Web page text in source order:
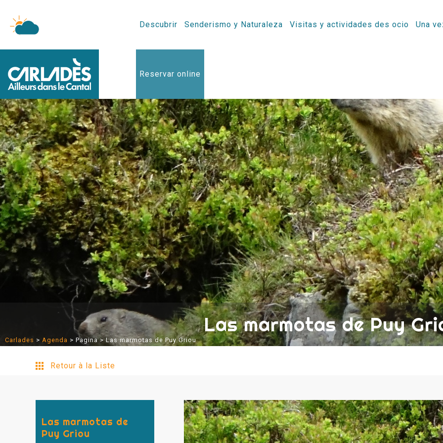
Descubrir Senderismo y Naturaleza Visitas y actividades des ocio Una
Reservar online
Las marmotas de Puy
Carlades > Agenda > Pagina> Las marmotas de Puy Griou
Retour à la Liste
Las marmotas de
Puy Griou